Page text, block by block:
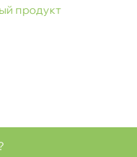
продукт